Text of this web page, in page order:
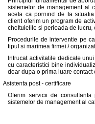
sistemelor de management al
acela ca pornind de la
client oferim un program de
cheltuielile si perioada de
Procedurile de interventie pe
tipul si marimea firmei /
Intrucat activitatile dedicate
cu caracteristici bine
doar dupa o prima luare contact
Asistenta post - certificare
Oferim servicii de
sistemelor de management al